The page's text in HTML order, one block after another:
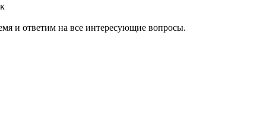
и ответим на все интересующие вопросы.